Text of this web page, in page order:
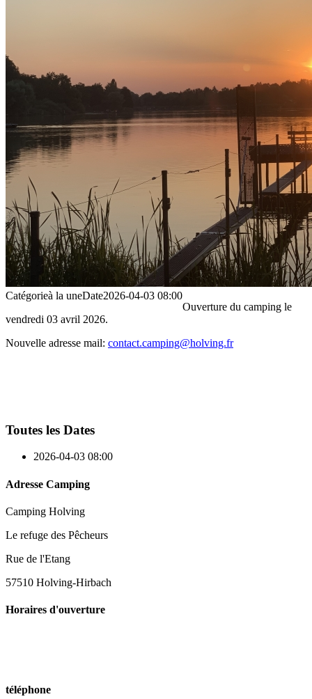
Catégorieà la uneDate2026-04-03 08:00
Ouverture du camping le
vendredi 03 avril 2026.
Nouvelle adresse mail: contact.camping@holving.fr
Toutes les Dates
2026-04-03 08:00
Adresse Camping
Camping Holving
Le refuge des Pêcheurs
Rue de l'Etang
57510 Holving-Hirbach
Horaires d'ouverture
téléphone